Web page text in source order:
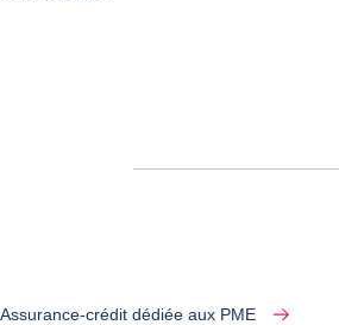
Assurance-crédit dédiée aux PME